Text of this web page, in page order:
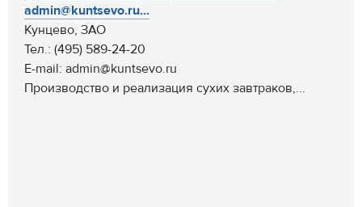
admin@kuntsevo.ru...
Кунцево, ЗАО
Тел.: (495) 589-24-20
E-mail: admin@kuntsevo.ru
Производство и реализация сухих завтраков,...